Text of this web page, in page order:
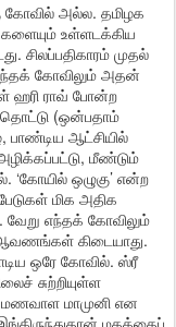
கோவில் அல்ல. தமிழக
உள்ளடக்கிய
சிலப்பதிகாரம் முதல்
கோவிலும் அதன்
ஹரி ராவ் போன்ற
(ஒன்பதாம்
ஆட்சியில்
மீண்டும்
ஒழுகு’ என்ற
மிக அதிக
எந்தக் கோவிலும்
கிடையாது.
ஒரே கோவில். ஸ்ரீ
சுற்றியுள்ள
மணவாள மாமுனி என
மதத்தைப்